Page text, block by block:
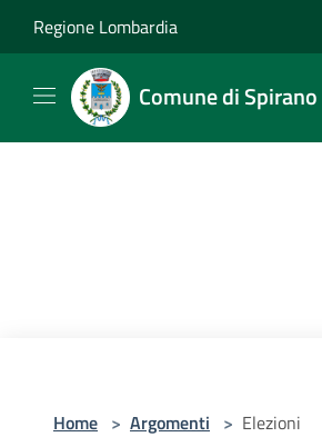
Regione Lombardia
Comune di Spirano
Home > Argomenti > Elezioni